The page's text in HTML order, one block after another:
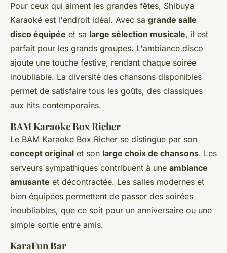
Pour ceux qui aiment les grandes fêtes, Shibuya
Karaoké est l'endroit idéal. Avec sa grande salle
disco équipée et sa large sélection musicale, il est
parfait pour les grands groupes. L'ambiance disco
ajoute une touche festive, rendant chaque soirée
inoubliable. La diversité des chansons disponibles
permet de satisfaire tous les goûts, des classiques
aux hits contemporains.
BAM Karaoke Box Richer
Le BAM Karaoke Box Richer se distingue par son
concept original et son large choix de chansons. Les
serveurs sympathiques contribuent à une ambiance
amusante et décontractée. Les salles modernes et
bien équipées permettent de passer des soirées
inoubliables, que ce soit pour un anniversaire ou une
simple sortie entre amis.
KaraFun Bar